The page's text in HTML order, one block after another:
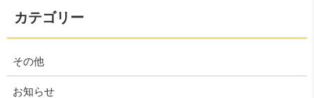
カテゴリー
その他
お知らせ